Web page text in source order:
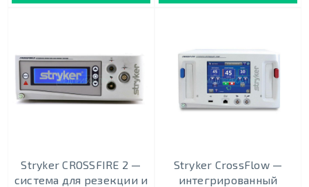
Stryker CROSSFIRE 2 —
система для резекции и
Stryker CrossFlow —
интегрированный